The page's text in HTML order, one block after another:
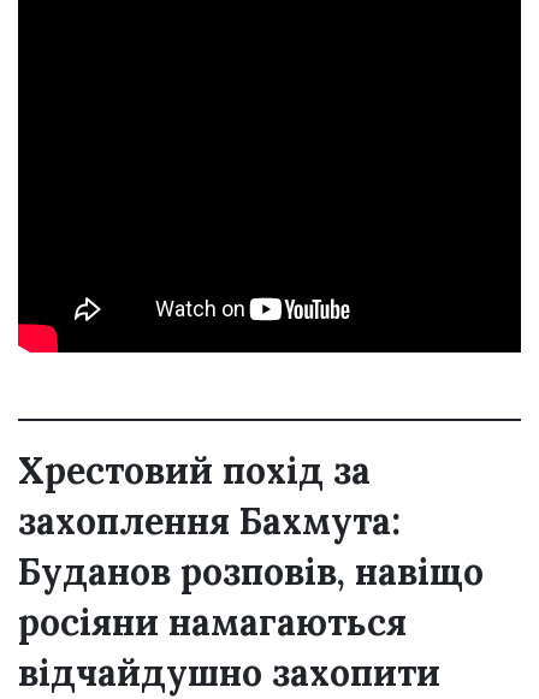
Хрестовий похід за
захоплення Бахмута:
Буданов розповів, навіщо
росіяни намагаються
відчайдушно захопити